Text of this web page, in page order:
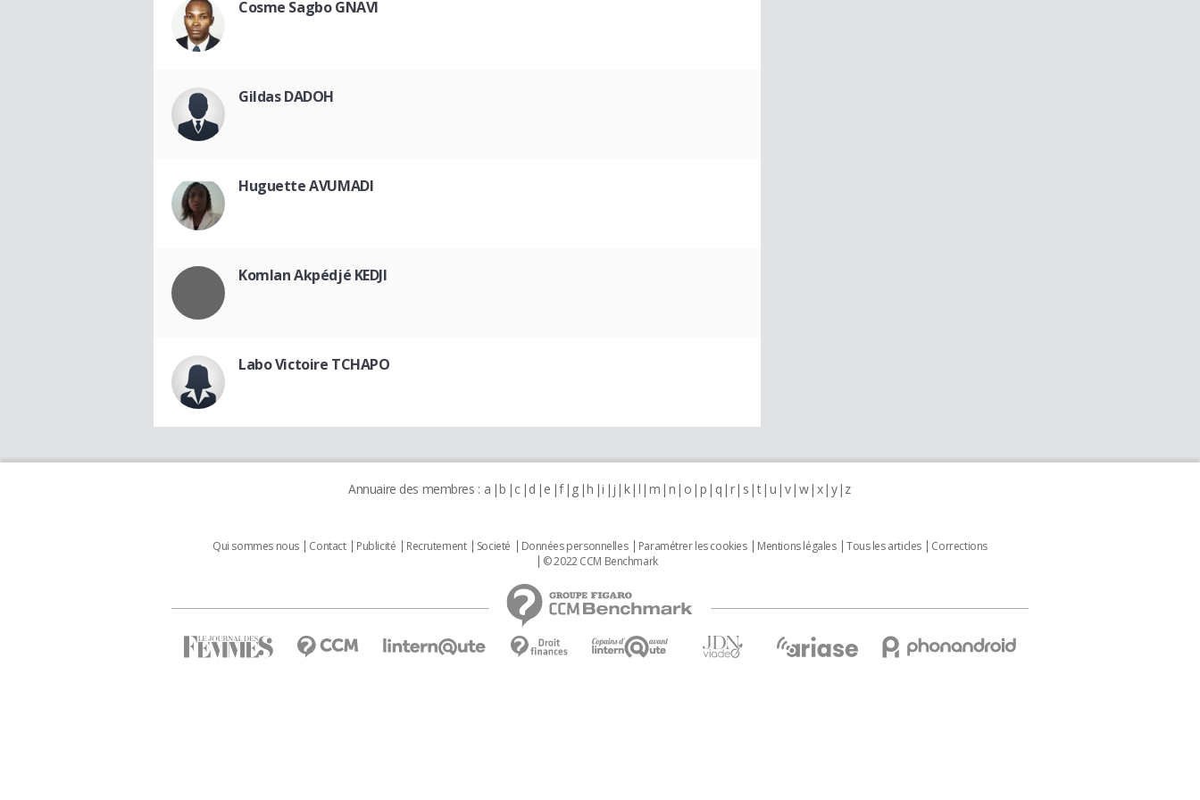
Cosme Sagbo GNAVI
Gildas DADOH
Huguette AVUMADI
Komlan Akpédjé KEDJI
Labo Victoire TCHAPO
Annuaire des membres : a b c d e f g h i j k l m n o p q r s t u v w x y z
Qui sommes nous Contact Publicité Recrutement Societé Données personnelles Paramétrer les cookies Mentions légales Tous les articles
Corrections
© 2022 CCM Benchmark